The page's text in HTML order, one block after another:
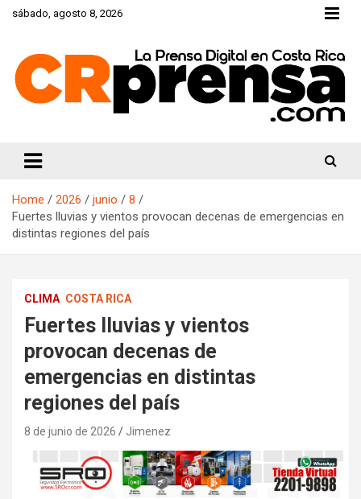
Skipsábado, agosto 8, 2026
Home 2026 junio
8
Fuertes lluvias y vientos provocan decenas de emergencias en
distintas regiones del país
CLIMA COSTA RICA
Fuertes lluvias y vientos
provocan decenas de
emergencias en distintas
regiones del país
8 de junio de 2026 Jimenez